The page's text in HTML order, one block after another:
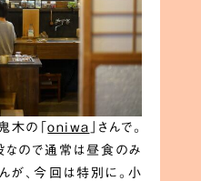
木の「oniwa
」さんで。
なので通常は昼食のみ
が、今回は特別に。小